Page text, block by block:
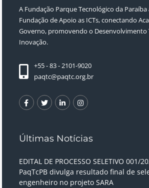
A Fundação Parque Tecnológico da
Fundação de Apoio as ICTs, conectando
Governo, promovendo o Desenvolvimento
Inovação.
+55 - 83 - 2101-9020
paqtc@paqtc.org.br
Últimas Notícias
EDITAL DE PROCESSO SELETIVO 001/
PaqTcPB divulga resultado final de
engenheiro no projeto SARA